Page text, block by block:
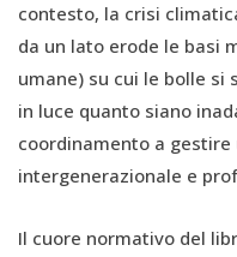
contesto, la crisi
da un lato erode le basi
umane) su cui le bolle si
in luce quanto siano
coordinamento a gestire
intergenerazionale e
Il cuore normativo del